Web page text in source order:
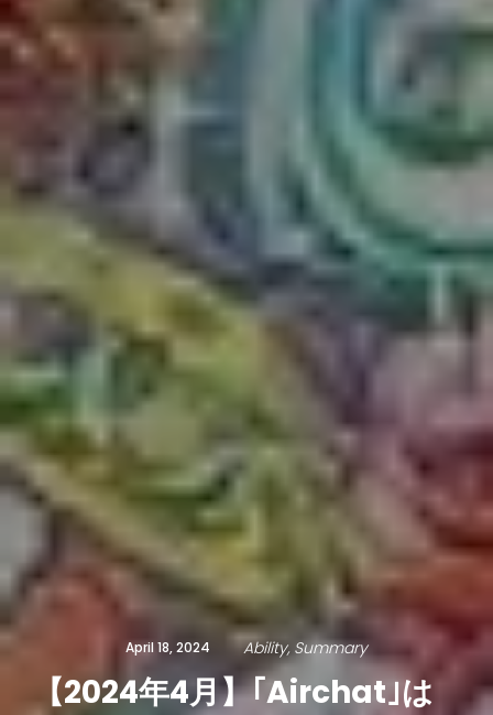
April 18, 2024 Ability Summary
【2024年4月】｢Airchat｣は